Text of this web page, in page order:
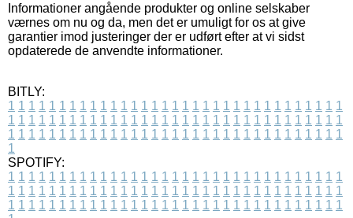
Informationer angående produkter og online selskaber
værnes om nu og da, men det er umuligt for os at give
garantier imod justeringer der er udført efter at vi sidst
opdaterede de anvendte informationer.
BITLY:
1 1 1 1 1 1 1 1 1 1 1 1 1 1 1 1 1 1 1 1 1 1 1 1 1 1 1 1 1 1 1 1 1
1 1 1 1 1 1 1 1 1 1 1 1 1 1 1 1 1 1 1 1 1 1 1 1 1 1 1 1 1 1 1 1 1
1 1 1 1 1 1 1 1 1 1 1 1 1 1 1 1 1 1 1 1 1 1 1 1 1 1 1 1 1 1 1 1 1
1
SPOTIFY:
1 1 1 1 1 1 1 1 1 1 1 1 1 1 1 1 1 1 1 1 1 1 1 1 1 1 1 1 1 1 1 1 1
1 1 1 1 1 1 1 1 1 1 1 1 1 1 1 1 1 1 1 1 1 1 1 1 1 1 1 1 1 1 1 1 1
1 1 1 1 1 1 1 1 1 1 1 1 1 1 1 1 1 1 1 1 1 1 1 1 1 1 1 1 1 1 1 1 1